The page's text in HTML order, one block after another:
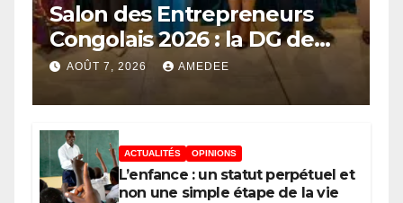
Salon des Entrepreneurs
Congolais 2026 : la DG de
l’ANAPI Rachel PUNGU
mobilise les investisseurs
RDC, destination phare de
l’investissement en Afrique
AOÛT 7, 2026 AMEDEE
ACTUALITÉS OPINIONS
L’enfance : un statut perpétuel et
non une simple étape de la vie